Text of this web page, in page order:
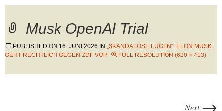
Musk OpenAI Trial
PUBLISHED ON 16. JUNI 2026 IN „SKANDALÖSE LÜGEN“: ELON MUSK
GEHT RECHTLICH GEGEN ZDF VOR
FULL RESOLUTION (620 × 413)
Next →